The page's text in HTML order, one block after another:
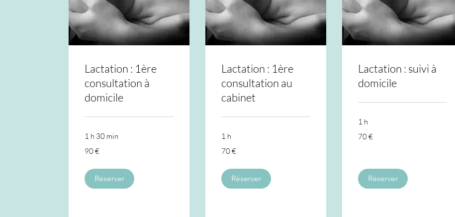
Lactation : 1ère
consultation à
domicile
1 h 30 min
euros
90 €
Réserver
Lactation : 1ère
consultation au
cabinet
1 h
euros
70 €
Réserver
Lactation : suivi à
domicile
1 h
euros
70 €
Réserver